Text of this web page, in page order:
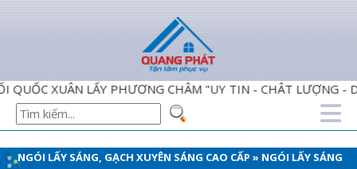
LẤY PHƯƠNG CHÂM "UY TIN - CHÂT LƯỢNG - DỊCH VỤ
NGÓI LẤY SÁNG, GẠCH XUYÊN SÁNG CAO CẤP » NGÓI LẤY SÁNG